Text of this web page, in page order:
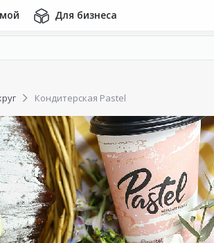
Для бизнеса
Кондитерская Pastel